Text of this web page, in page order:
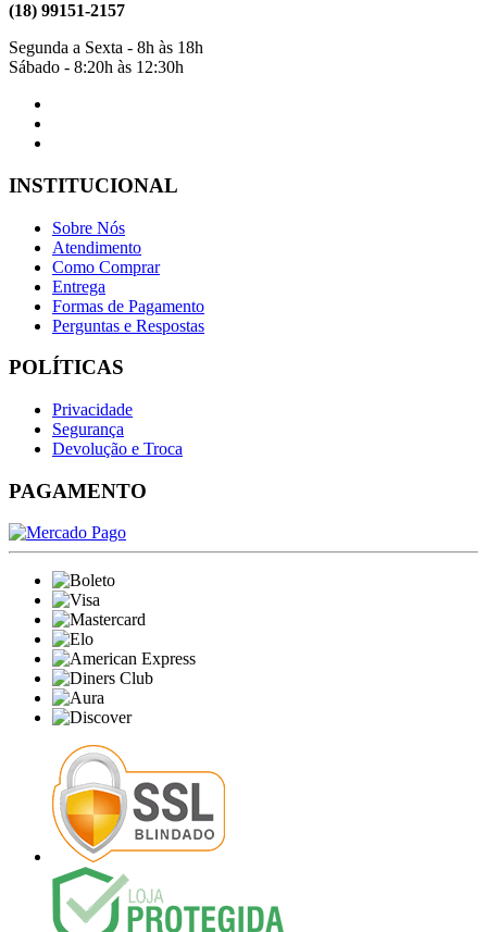
(18) 99151-2157
Segunda a Sexta - 8h às 18h
Sábado - 8:20h às 12:30h
INSTITUCIONAL
Sobre Nós
Atendimento
Como Comprar
Entrega
Formas de Pagamento
Perguntas e Respostas
POLÍTICAS
Privacidade
Segurança
Devolução e Troca
PAGAMENTO